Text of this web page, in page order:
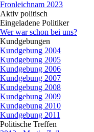
Fronleichnam 2023
Aktiv politisch
Eingeladene Politiker▼
Wer war schon bei uns?
Kundgebungen
Kundgebung 2004
Kundgebung 2005
Kundgebung 2006
Kundgebung 2007
Kundgebung 2008
Kundgebung 2009
Kundgebung 2010
Kundgebung 2011
Politische Treffen
Zurück zum Seiteninhalt